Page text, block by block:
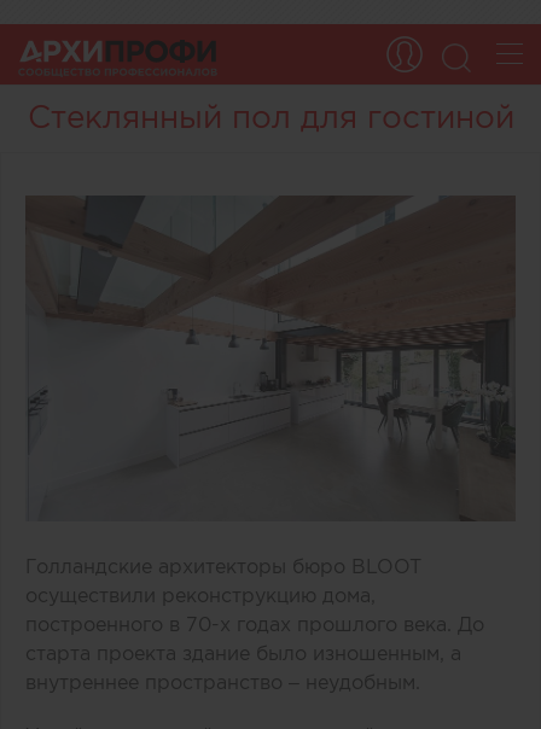
Стеклянный пол для гостиной
Голландские архитекторы бюро BLOOT
осуществили реконструкцию дома,
построенного в 70-х годах прошлого века. До
старта проекта здание было изношенным, а
внутреннее пространство – неудобным.